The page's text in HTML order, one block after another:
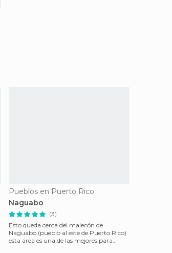
Pueblos en Puerto Rico
Naguabo
(3)
Esto queda cerca del malecón de
Naguabo (pueblo al este de Puerto Rico)
esta área es una de las mejores para